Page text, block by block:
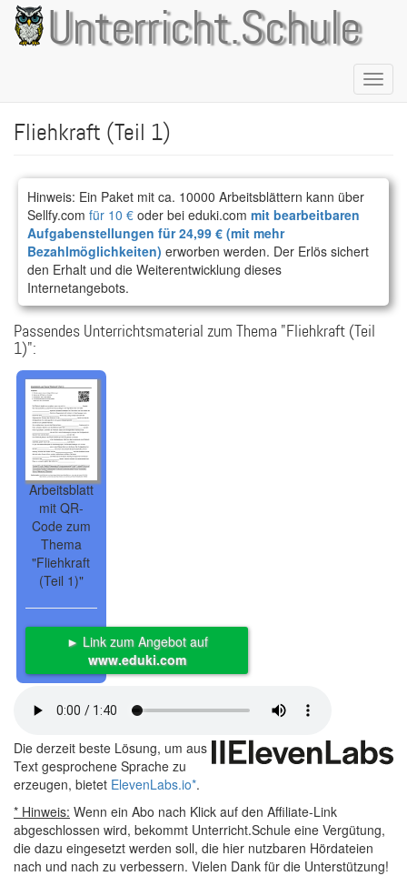
Direkt
zum
Inhalt
Unterricht.Schule
Fliehkraft (Teil 1)
Hinweis: Ein Paket mit ca. 10000 Arbeitsblättern kann über
Sellfy.com für 10 € oder bei eduki.com mit bearbeitbaren
Aufgabenstellungen für 24,99 € (mit mehr
Bezahlmöglichkeiten) erworben werden. Der Erlös sichert
den Erhalt und die Weiterentwicklung dieses
Internetangebots.
Passendes Unterrichtsmaterial zum Thema "Fliehkraft (Teil
1)":
Arbeitsblatt
mit QR-
Code zum
Thema
"Fliehkraft
(Teil 1)"
► Link zum Angebot auf
www.eduki.com
Die derzeit beste Lösung, um aus
Text gesprochene Sprache zu
erzeugen, bietet ElevenLabs.io*.
* Hinweis: Wenn ein Abo nach Klick auf den Affiliate-Link
abgeschlossen wird, bekommt Unterricht.Schule eine Vergütung,
die dazu eingesetzt werden soll, die hier nutzbaren Hördateien
nach und nach zu verbessern. Vielen Dank für die Unterstützung!